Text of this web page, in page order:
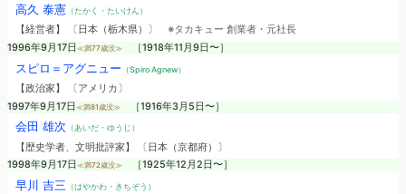
高久 泰憲 （たかく・たいけん）
【経営者】 〔日本（栃木県）〕 ※タカキュー 創業者・元社長
1996年9月17日 ≪満77歳没≫ ［1918年11月9日〜］
スピロ＝アグニュー （Spiro Agnew）
【政治家】 〔アメリカ〕
1997年9月17日 ≪満81歳没≫ ［1916年3月5日〜］
会田 雄次 （あいだ・ゆうじ）
【歴史学者、文明批評家】 〔日本（京都府）〕
1998年9月17日 ≪満72歳没≫ ［1925年12月2日〜］
早川 吉三 （はやかわ・きちぞう）